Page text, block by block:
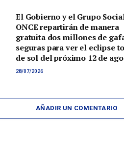
El Gobierno y el Grupo
ONCE repartirán de manera
gratuita dos millones de
seguras para ver el eclipse
de sol del próximo 12 de
28/07/2026
AÑADIR UN COMENTARIO